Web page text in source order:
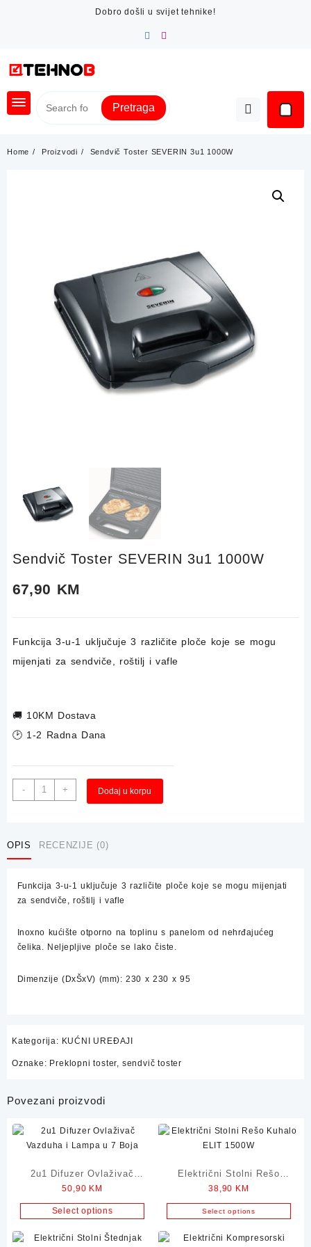
Dobro došli u svijet tehnike!
Pretraga
Home Proizvodi Sendvič Toster SEVERIN 3u1 1000W
Sendvič Toster SEVERIN 3u1 1000W
67,90 KM
Funkcija 3-u-1 uključuje 3 različite ploče koje se mogu
mijenjati za sendviče, roštilj i vafle
🚚 10KM Dostava
🕑 1-2 Radna Dana
-
Sendvič
Toster
1000W
+ Dodaj u korpu
OPIS RECENZIJE (0)
Funkcija 3-u-1 uključuje 3 različite ploče koje se mogu mijenjati
za sendviče, roštilj i vafle
Inoxno kućište otporno na toplinu s panelom od nehrđajućeg
čelika. Neljepljive ploče se lako čiste.
Dimenzije (DxŠxV) (mm): 230 x 230 x 95
Kategorija: KUĆNI UREĐAJI
Oznake: Preklopni toster, sendvič toster
Povezani proizvodi
2u1 Difuzer Ovlaživač
Vazduha i Lampa u 7 Boja
50,90 KM
Select options
Električni Stolni Rešo
Kuhalo ELIT 1500W
38,90 KM
Select options